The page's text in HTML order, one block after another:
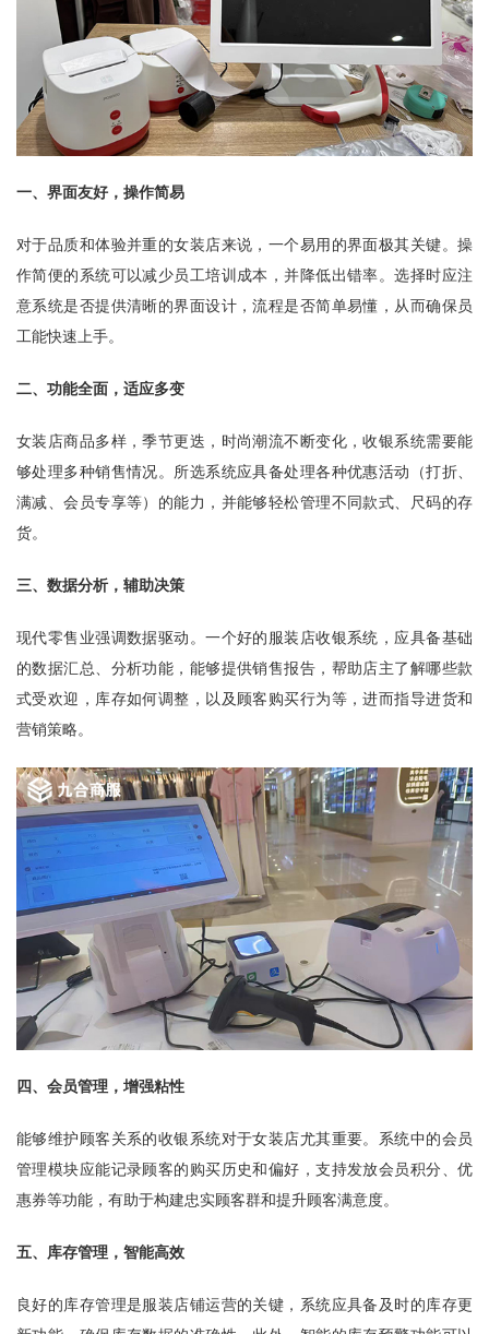
一、界面友好，操作简易
对于品质和体验并重的女装店来说，一个易用的界面极其关键。操
作简便的系统可以减少员工培训成本，并降低出错率。选择时应注
意系统是否提供清晰的界面设计，流程是否简单易懂，从而确保员
工能快速上手。
二、功能全面，适应多变
女装店商品多样，季节更迭，时尚潮流不断变化，收银系统需要能
够处理多种销售情况。所选系统应具备处理各种优惠活动（打折、
满减、会员专享等）的能力，并能够轻松管理不同款式、尺码的存
货。
三、数据分析，辅助决策
现代零售业强调数据驱动。一个好的服装店收银系统，应具备基础
的数据汇总、分析功能，能够提供销售报告，帮助店主了解哪些款
式受欢迎，库存如何调整，以及顾客购买行为等，进而指导进货和
营销策略。
四、会员管理，增强粘性
能够维护顾客关系的收银系统对于女装店尤其重要。系统中的会员
管理模块应能记录顾客的购买历史和偏好，支持发放会员积分、优
惠券等功能，有助于构建忠实顾客群和提升顾客满意度。
五、库存管理，智能高效
良好的库存管理是服装店铺运营的关键，系统应具备及时的库存更